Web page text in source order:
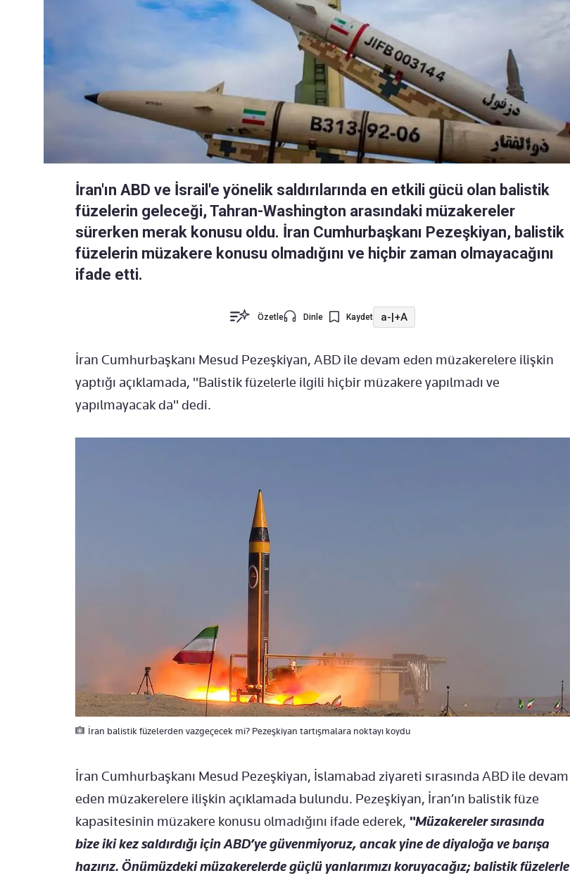
İran'ın ABD ve İsrail'e yönelik saldırılarında en etkili gücü olan balistik
füzelerin geleceği, Tahran-Washington arasındaki müzakereler
sürerken merak konusu oldu. İran Cumhurbaşkanı Pezeşkiyan, balistik
füzelerin müzakere konusu olmadığını ve hiçbir zaman olmayacağını
ifade etti.
Özetle Dinle Kaydet a-|+A
İran Cumhurbaşkanı Mesud Pezeşkiyan, ABD ile devam eden müzakerelere ilişkin
yaptığı açıklamada, "Balistik füzelerle ilgili hiçbir müzakere yapılmadı ve
yapılmayacak da" dedi.
İran balistik füzelerden vazgeçecek mi? Pezeşkiyan tartışmalara noktayı koydu
İran Cumhurbaşkanı Mesud Pezeşkiyan, İslamabad ziyareti sırasında ABD ile devam
eden müzakerelere ilişkin açıklamada bulundu. Pezeşkiyan, İran’ın balistik füze
kapasitesinin müzakere konusu olmadığını ifade ederek, "Müzakereler sırasında
bize iki kez saldırdığı için ABD’ye güvenmiyoruz, ancak yine de diyaloğa ve barışa
hazırız. Önümüzdeki müzakerelerde güçlü yanlarımızı koruyacağız; balistik füzelerle